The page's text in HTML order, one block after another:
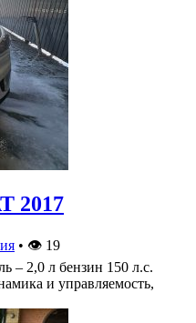
2017
• 👁 19
– 2,0 л бензин 150 л.с.
и управляемость,